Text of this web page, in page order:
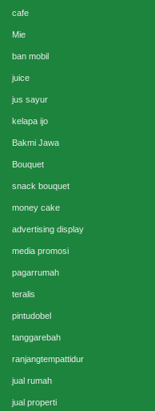
cafe
Mie
ban mobil
juice
jus sayur
kelapa ijo
Bakmi Jawa
Bouquet
snack bouquet
money cake
advertising display
media promosi
pagarrumah
teralis
pintudobel
tanggarebah
ranjangtempattidur
jual rumah
jual properti